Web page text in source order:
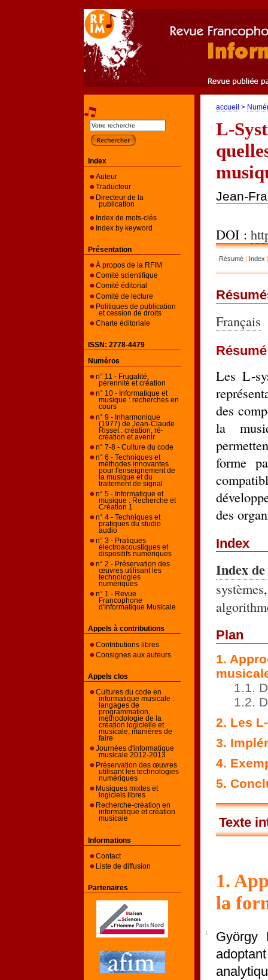
accueil >
L-
Jean-
DOI :
Résumé| Index |
Français
Résumé
Les L-
des
la
forme
des
Index
Index
systèmes
Plan
1.
1.1.
1.2.
2. Les
3.
4.
5.
Texte
1.
la
1
Index
Auteur
Traducteur
Directeur de la
publication
Index de mots-clés
Index by keyword
Présentation
À propos de la RFIM
Comité scientifique
Comité éditorial
Comité de lecture
Politiques de publication
et cession de droits
Charte éditoriale
ISSN: 2778-4479
Numéros
n° 11 - Frugalité,
pérennité et création
n° 10 - Informatique et
musique : recherches en
cours
n° 9 - Inharmonique
(1977) de Jean-Claude
Risset : création, ré-
création et avenir
n° 7-8 - Culture du code
n° 6 - Techniques et
méthodes innovantes
pour l'enseignement de
la musique et du
traitement de signal
n° 5 - Informatique et
musique : Recherche et
Création 1
n° 4 - Techniques et
pratiques du studio
audio
n° 3 - Pratiques
électroacoustiques et
dispositifs numériques
n° 2 - Préservation des
œuvres utilisant les
technologies
numériques
n° 1 - Revue
Francophone
d'Informatique Musicale
Appels à contributions
Contributions libres
Consignes aux auteurs
Appels clos
Cultures du code en
informatique musicale :
langages de
programmation,
méthodologie de la
création logicielle et
musicale, manières de
faire
Journées d'informatique
musicale 2012-2013
Préservation des œuvres
utilisant les technologies
numériques
Musiques mixtes et
logiciels libres
Recherche-création en
informatique et création
musicale
Informations
Contact
Liste de diffusion
Partenaires